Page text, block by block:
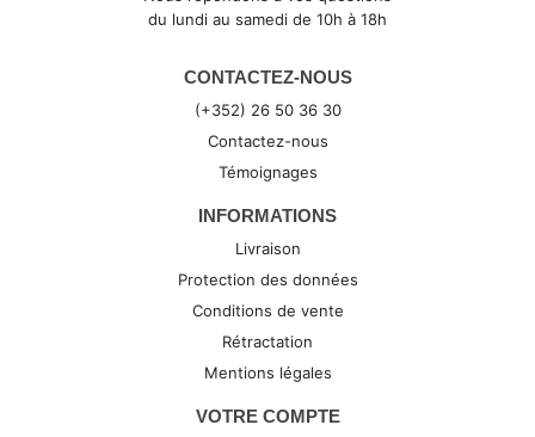
du lundi au samedi de 10h à 18h
CONTACTEZ-NOUS
(+352) 26 50 36 30
Contactez-nous
Témoignages
INFORMATIONS
Livraison
Protection des données
Conditions de vente
Rétractation
Mentions légales
VOTRE COMPTE